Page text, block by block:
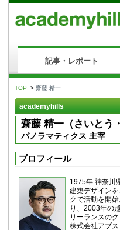
記事・レポート
TOP > 齋藤 精一
academyhills
齋藤 精一（さいとう
パノラマティクス 主宰
プロフィール
1975年 神奈川
建築デザイン
クで活動を開
り、2003年の
リーランスの
株式会社アブ